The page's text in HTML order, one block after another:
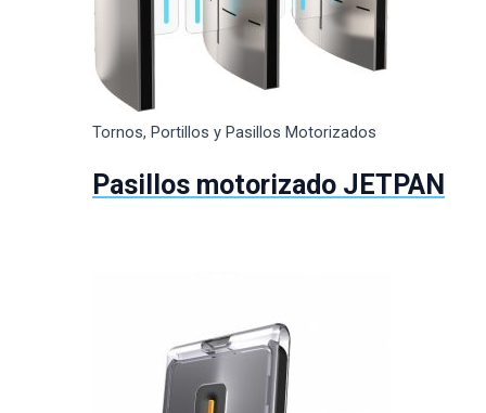
Tornos, Portillos y Pasillos Motorizados
Pasillos motorizado JETPAN